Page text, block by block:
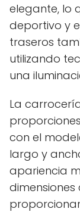
elegante, lo
deportivo y
traseros
utilizando
una
La
con el
largo y
apariencia